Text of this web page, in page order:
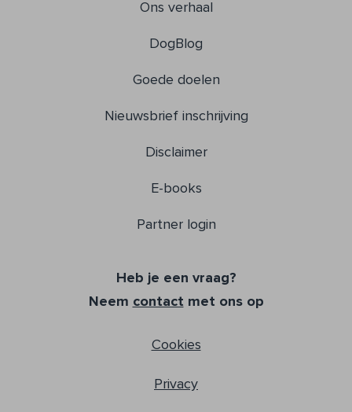
Ons verhaal
DogBlog
Goede doelen
Nieuwsbrief inschrijving
Disclaimer
E-books
Partner login
Heb je een vraag?
Neem contact met ons op
Cookies
Privacy